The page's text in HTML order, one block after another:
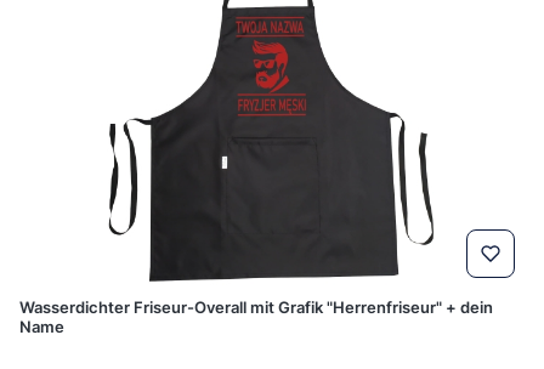
Wasserdichter Friseur-Overall mit Grafik "Herrenfriseur" + dein
Name